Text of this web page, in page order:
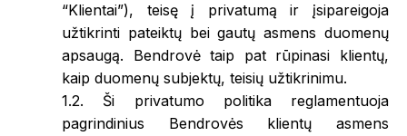
“Klientai”), teisę į privatumą ir įsipareigoja
užtikrinti pateiktų bei gautų asmens duomenų
apsaugą. Bendrovė taip pat rūpinasi klientų,
kaip duomenų subjektų, teisių užtikrinimu.
1.2. Ši privatumo politika reglamentuoja
pagrindinius Bendrovės klientų asmens